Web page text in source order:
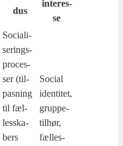
dus
inte­res­
se
Soci­a­li­
se­rings­
pro­ces­
ser (til­
pas­ning
til fæl­
les­ska­
bers
Soci­al
iden­ti­tet,
grup­pe­
til­hør,
fæl­les­